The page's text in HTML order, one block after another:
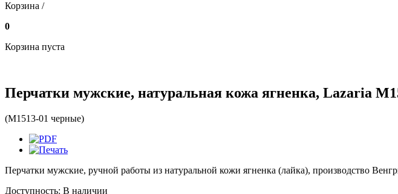
Корзина /
0
Корзина пуста
Перчатки мужские, натуральная кожа ягненка, Lazaria
(M1513-01 черные)
Перчатки мужские, ручной работы из натуральной кожи ягненка (лайка), производство
Доступность: В наличии